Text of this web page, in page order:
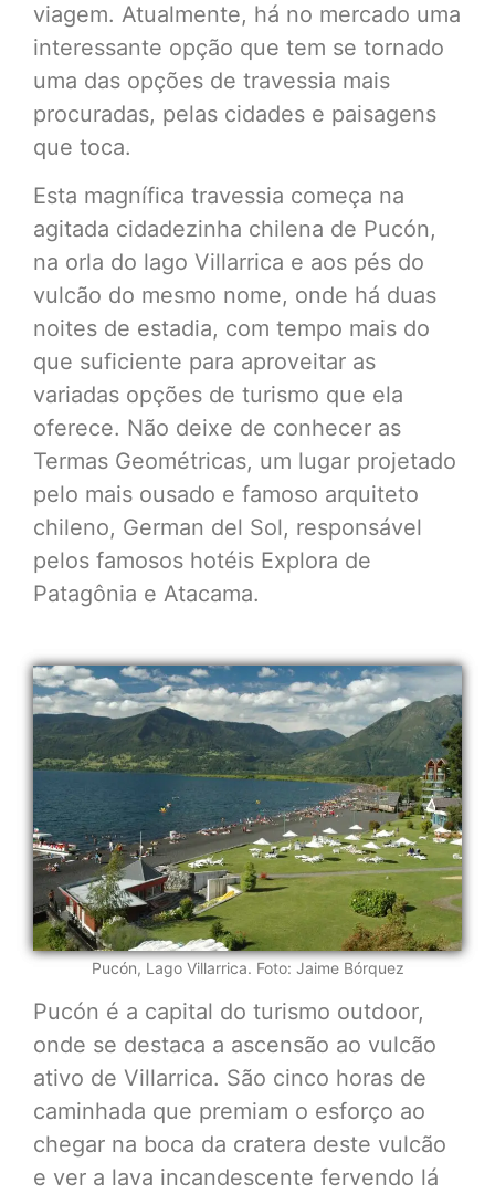
viagem. Atualmente, há no mercado uma
interessante opção que tem se tornado
uma das opções de travessia mais
procuradas, pelas cidades e paisagens
que toca.
Esta magnífica travessia começa na
agitada cidadezinha chilena de Pucón,
na orla do lago Villarrica e aos pés do
vulcão do mesmo nome, onde há duas
noites de estadia, com tempo mais do
que suficiente para aproveitar as
variadas opções de turismo que ela
oferece. Não deixe de conhecer as
Termas Geométricas, um lugar projetado
pelo mais ousado e famoso arquiteto
chileno, German del Sol, responsável
pelos famosos hotéis Explora de
Patagônia e Atacama.
Pucón, Lago Villarrica. Foto: Jaime Bórquez
Pucón é a capital do turismo outdoor,
onde se destaca a ascensão ao vulcão
ativo de Villarrica. São cinco horas de
caminhada que premiam o esforço ao
chegar na boca da cratera deste vulcão
e ver a lava incandescente fervendo lá